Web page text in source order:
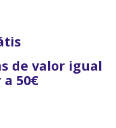
de valor igual
50€